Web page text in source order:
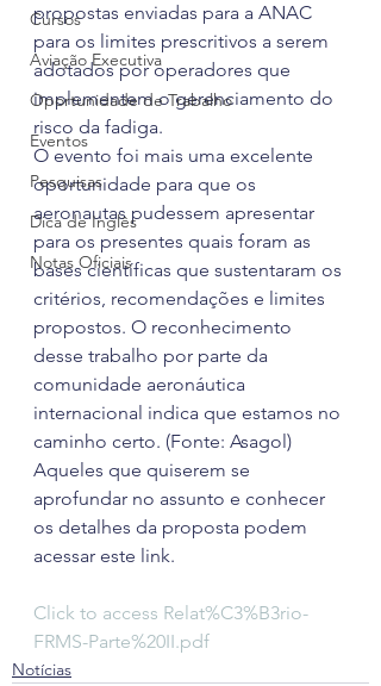
Cursos
Aviação Executiva
Oportunidade de Trabalho
Eventos
Pesquisas
Dica de Inglês
Notas Oficiais
propostas enviadas para a ANAC
para os limites prescritivos a serem
adotados por operadores que
implementem o gerenciamento do
risco da fadiga.
O evento foi mais uma excelente
oportunidade para que os
aeronautas pudessem apresentar
para os presentes quais foram as
bases científicas que sustentaram os
critérios, recomendações e limites
propostos. O reconhecimento
desse trabalho por parte da
comunidade aeronáutica
internacional indica que estamos no
caminho certo. (Fonte: Asagol)
Aqueles que quiserem se
aprofundar no assunto e conhecer
os detalhes da proposta podem
acessar este link.
Click to access Relat%C3%B3rio-
FRMS-Parte%20II.pdf
Notícias